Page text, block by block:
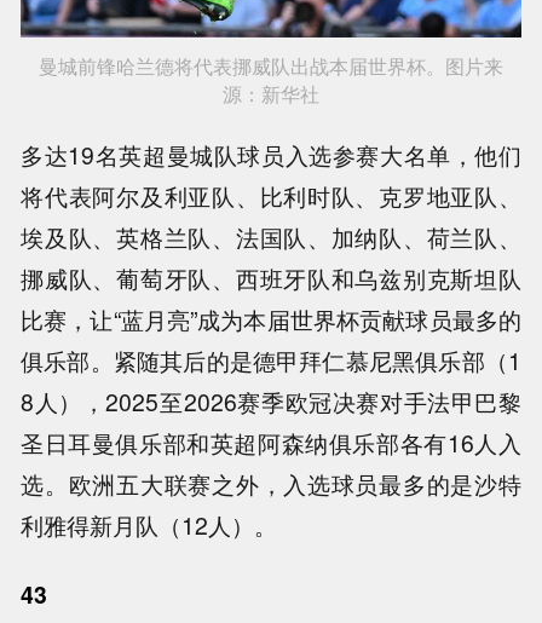
曼城前锋哈兰德将代表挪威队出战本届世界杯。图片来
源：新华社
多达19名英超曼城队球员入选参赛大名单，他们
将代表阿尔及利亚队、比利时队、克罗地亚队、
埃及队、英格兰队、法国队、加纳队、荷兰队、
挪威队、葡萄牙队、西班牙队和乌兹别克斯坦队
比赛，让“蓝月亮”成为本届世界杯贡献球员最多的
俱乐部。紧随其后的是德甲拜仁慕尼黑俱乐部（1
8人），2025至2026赛季欧冠决赛对手法甲巴黎
圣日耳曼俱乐部和英超阿森纳俱乐部各有16人入
选。欧洲五大联赛之外，入选球员最多的是沙特
利雅得新月队（12人）。
43